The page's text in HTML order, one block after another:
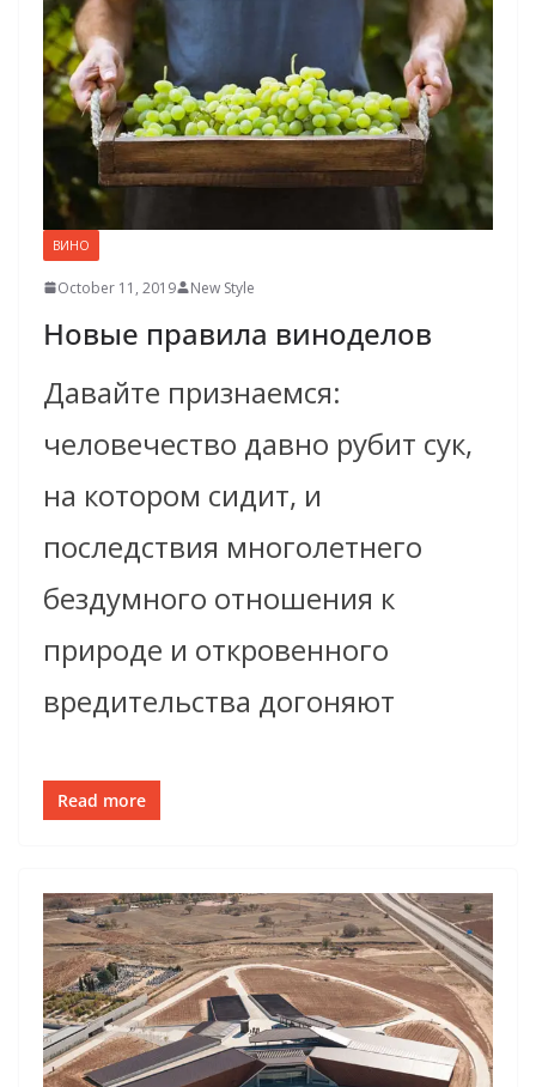
ВИНО
October 11, 2019 New Style
Новые правила виноделов
Давайте признаемся:
человечество давно рубит сук,
на котором сидит, и
последствия многолетнего
бездумного отношения к
природе и откровенного
вредительства догоняют
Read more